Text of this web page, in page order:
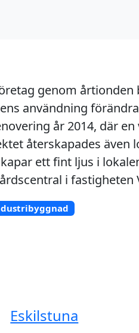
genom
användning
år 2014, där
återskapades
ett fint ljus i
i fastigheten
Eskilstuna